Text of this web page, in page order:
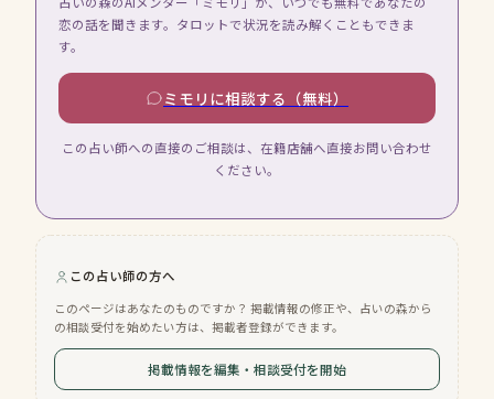
恋の話を聞きます。タロットで状況を読み解くこともできま
す。
ミモリに相談する（無料）
この占い師への直接のご相談は、在籍店舗へ直接お問い合わせ
ください。
この占い師の方へ
このページはあなたのものですか？ 掲載情報の修正や、占いの森から
の相談受付を始めたい方は、掲載者登録ができます。
掲載情報を編集・相談受付を開始